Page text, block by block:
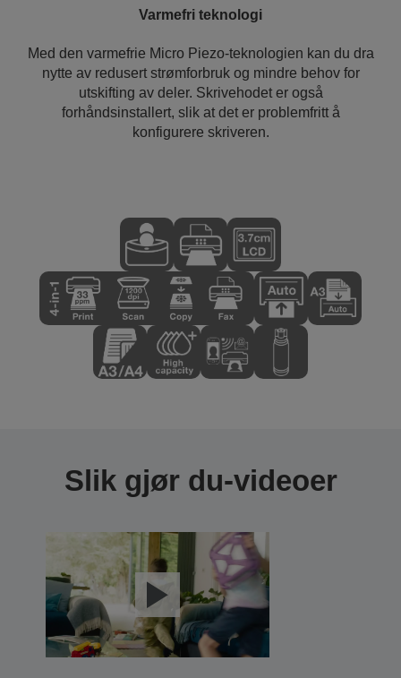
Varmefri teknologi
Med den varmefrie Micro Piezo-teknologien kan du dra
nytte av redusert strømforbruk og mindre behov for
utskifting av deler. Skrivehodet er også
forhåndsinstallert, slik at det er problemfritt å
konfigurere skriveren.
Slik gjør du-videoer